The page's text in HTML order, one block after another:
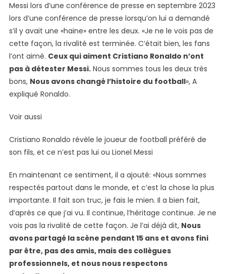
Messi lors d’une conférence de presse en septembre 2023
lors d’une conférence de presse lorsqu’on lui a demandé
s’il y avait une «haine» entre les deux. «Je ne le vois pas de
cette façon, la rivalité est terminée. C’était bien, les fans
l’ont aimé. Ceux qui aiment Cristiano Ronaldo n’ont
pas à détester Messi.Nous sommes tous les deux très
bons, Nous avons changé l’histoire du football», A
expliqué Ronaldo.
Voir aussi
Cristiano Ronaldo révèle le joueur de football préféré de
son fils, et ce n’est pas lui ou Lionel Messi
En maintenant ce sentiment, il a ajouté: «Nous sommes
respectés partout dans le monde, et c’est la chose la plus
importante. Il fait son truc, je fais le mien. Il a bien fait,
d’après ce que j’ai vu. Il continue, l’héritage continue. Je ne
vois pas la rivalité de cette façon. Je l’ai déjà dit, Nous
avons partagé la scène pendant 15 ans et avons fini
par être, pas des amis, mais des collègues
professionnels, et nous nous respectons